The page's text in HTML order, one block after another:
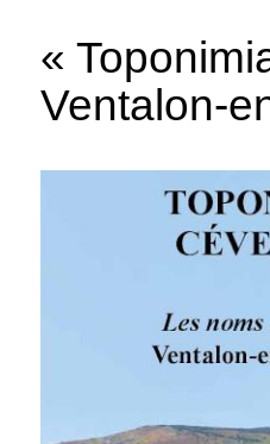
«
Ventalon-